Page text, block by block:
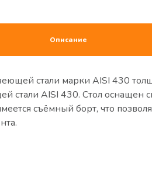
Описание
стали марки AISI 430
стали AISI 430. Стол оснащен
съёмный борт, что